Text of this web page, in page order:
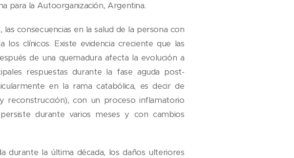
para la Autoorganización, Argentina.
consecuencias en la salud de la persona con
clínicos. Existe evidencia creciente que las
de una quemadura afecta la evolución a
respuestas durante la fase aguda post-
en la rama catabólica, es decir de
reconstrucción), con un proceso inflamatorio
durante varios meses y con cambios
durante la última década, los daños ulteriores